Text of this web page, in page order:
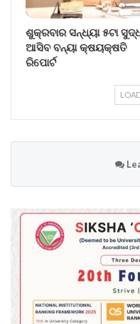
ଶୁକ୍ରବାର ସନ୍ଧ୍ୟା ୫ଟା
ଆସିବ ବନ୍ୟା କ୍ଷୟକ୍ଷତି
ରିପୋର୍ଟ